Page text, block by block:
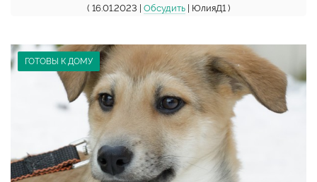
( 16.01.2023 | Обсудить | ЮлияД1 )
ГОТОВЫ К ДОМУ